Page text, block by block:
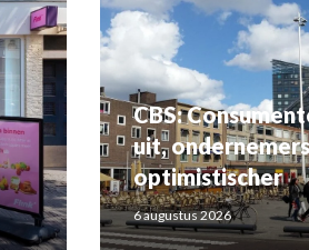
CBS:
uit,
optimistischer
6 augustus 2026